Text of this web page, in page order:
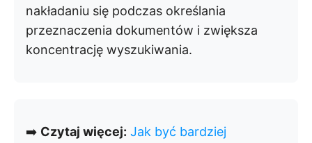
nakładaniu się podczas określania
przeznaczenia dokumentów i zwiększa
koncentrację wyszukiwania.
➡️ Czytaj więcej: Jak być bardziej